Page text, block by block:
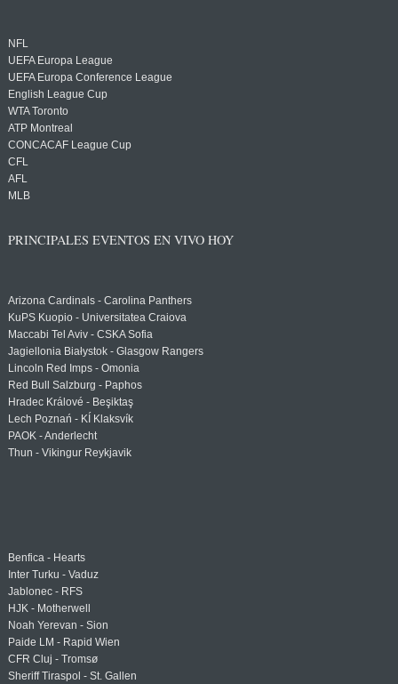
NFL
UEFA Europa League
UEFA Europa Conference League
English League Cup
WTA Toronto
ATP Montreal
CONCACAF League Cup
CFL
AFL
MLB
PRINCIPALES EVENTOS EN VIVO HOY
Arizona Cardinals - Carolina Panthers
KuPS Kuopio - Universitatea Craiova
Maccabi Tel Aviv - CSKA Sofia
Jagiellonia Białystok - Glasgow Rangers
Lincoln Red Imps - Omonia
Red Bull Salzburg - Paphos
Hradec Králové - Beşiktaş
Lech Poznań - KÍ Klaksvík
PAOK - Anderlecht
Thun - Vikingur Reykjavik
Benfica - Hearts
Inter Turku - Vaduz
Jablonec - RFS
HJK - Motherwell
Noah Yerevan - Sion
Paide LM - Rapid Wien
CFR Cluj - Tromsø
Sheriff Tiraspol - St. Gallen